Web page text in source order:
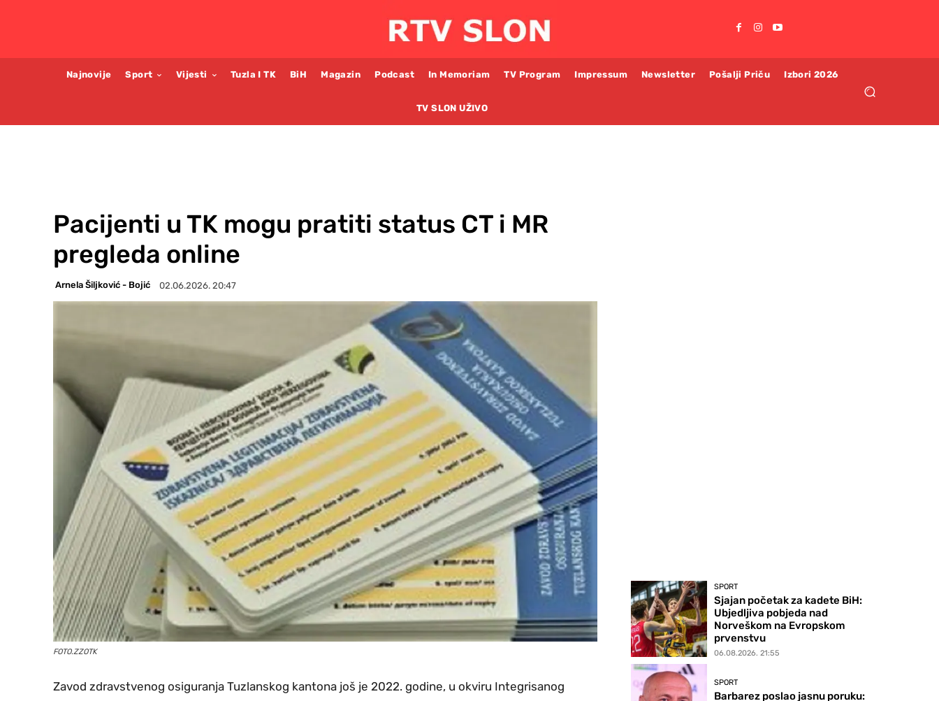
Najnovije Sport Vijesti Tuzla I TK BiH Magazin Podcast In Memoriam TV Program Impressum Newsletter Pošalji Priču Izbori 2026
TV SLON UŽIVO
Pacijenti u TK mogu pratiti status CT i MR
pregleda online
Arnela Šiljković - Bojić 02.06.2026. 20:47
FOTO.ZZOTK
Zavod zdravstvenog osiguranja Tuzlanskog kantona još je 2022. godine, u okviru Integrisanog
SPORT
Sjajan početak za kadete BiH:
Ubjedljiva pobjeda nad
Norveškom na Evropskom
prvenstvu
06.08.2026. 21:55
SPORT
Barbarez poslao jasnu poruku: